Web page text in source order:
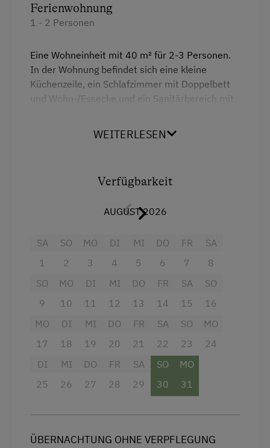
Almwandern
Basketball
Erlebniswanderung
Fahrradverleih
Nordic Walking
Radwege
Reitunterricht
Reitwege
Rodelbahn in der Nähe
Skibusnähe
Wandern
Ferienwohnung
1 - 2 Personen
Eine Wohneinheit mit 40 m² für 2-3 Personen.
In der Wohnung befindet sich eine kleine
Küchenzeile, ein Schlafzimmer mit Doppelbett
und Wohn-/Essecke und ein Sanitärbereich mit
unserem Hausberg.
WEITERLESEN
Verfügbarkeit
AUGUST 2026
SA
1
SO
2
MO
3
DI
4
MI
5
DO
6
FR
7
SA
8
SO
9
MO
10
DI
11
MI
12
DO
13
FR
14
SA
15
SO
16
MO
17
DI
18
MI
19
DO
20
FR
21
SA
22
SO
23
MO
24
DI
25
MI
26
DO
27
FR
28
SA
29
SO
30
MO
31
ÜBERNACHTUNG OHNE VERPFLEGUNG